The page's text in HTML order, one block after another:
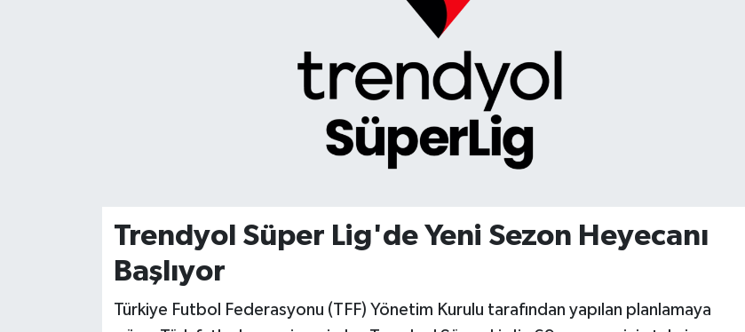
Trendyol Süper Lig'de Yeni Sezon Heyecanı
Başlıyor
Türkiye Futbol Federasyonu (TFF) Yönetim Kurulu tarafından yapılan planlamaya